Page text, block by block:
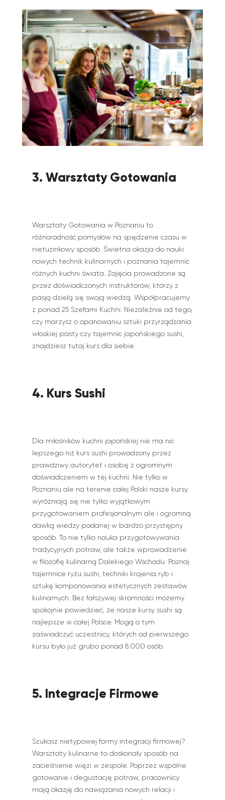
3. Warsztaty Gotowania
Warsztaty Gotowania w Poznaniu to
różnorodność pomysłów na spędzenie czasu w
nietuzinkowy sposób. Świetna okazja do nauki
nowych technik kulinarnych i poznania tajemnic
różnych kuchni świata. Zajęcia prowadzone są
przez doświadczonych instruktorów, którzy z
pasją dzielą się swoją wiedzą. Współpracujemy
z ponad 25 Szefami Kuchni. Niezależnie od tego,
czy marzysz o opanowaniu sztuki przyrządzania
włoskiej pasty czy tajemnic japońskiego sushi,
znajdziesz tutaj kurs dla siebie.
4. Kurs Sushi
Dla miłośników kuchni japońskiej nie ma nic
lepszego niż kurs sushi prowadzony przez
prawdziwy autorytet i osobę z ogromnym
doświadczeniem w tej kuchni. Nie tylko w
Poznaniu ale na terenie całej Polski nasze kursy
wyróżniają się nie tylko wyjątkowym
przygotowaniem profesjonalnym ale i ogromną
dawką wiedzy podanej w bardzo przystępny
sposób. To nie tylko nauka przygotowywania
tradycyjnych potraw, ale także wprowadzenie
w filozofię kulinarną Dalekiego Wschodu. Poznaj
tajemnice ryżu sushi, techniki krojenia ryb i
sztukę komponowania estetycznych zestawów
kulinarnych. Bez fałszywej skromności możemy
spokojnie powiedzieć, że nasze kursy sushi są
najlepsze w całej Polsce. Mogą o tym
zaświadczyć uczestnicy, których od pierwszego
kursu było już grubo ponad 8.000 osób.
5. Integracje Firmowe
Szukasz nietypowej formy integracji firmowej?
Warsztaty kulinarne to doskonały sposób na
zacieśnienie więzi w zespole. Poprzez wspólne
gotowanie i degustację potraw, pracownicy
mają okazję do nawiązania nowych relacji i